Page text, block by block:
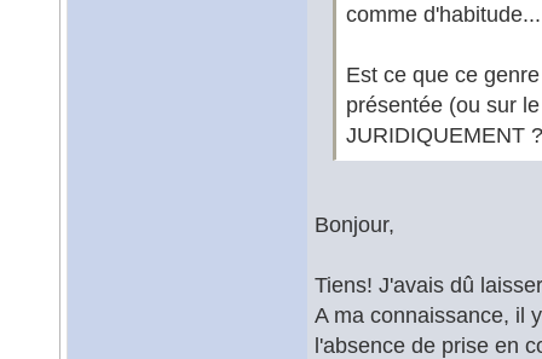
comme d'habitude...
Est ce que ce
présentée (ou sur
JURIDIQUEMENT
Bonjour,
Tiens! J'avais dû
A ma connaissance, il
l'absence de prise en